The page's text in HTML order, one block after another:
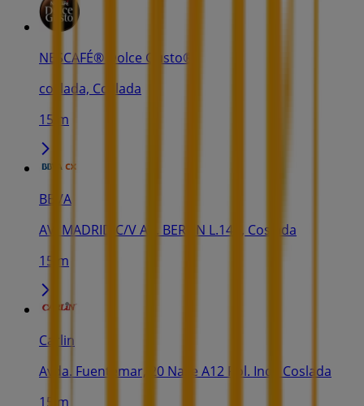
NESCAFÉ® Dolce Gusto®
coslada, Coslada
15 m
BBVA
AV. MADRID C/V AV. BERLIN L.14C, Coslada
15 m
Carlin
Avda. Fuentemar, 20 Nave A12 Pol. Ind., Coslada
15 m